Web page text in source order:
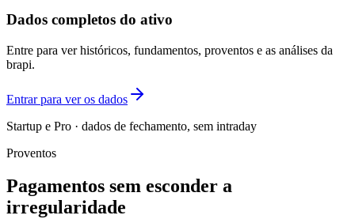
Dados completos do ativo
Entre para ver históricos, fundamentos, proventos e as análises da
brapi.
Entrar para ver os dados
Startup e Pro · dados de fechamento, sem intraday
Proventos
Pagamentos sem esconder a
irregularidade